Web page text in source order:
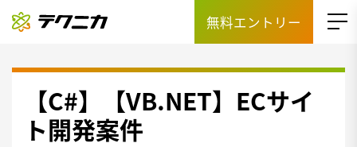
無料エントリー
【C#】【VB.NET】ECサイ
ト開発案件